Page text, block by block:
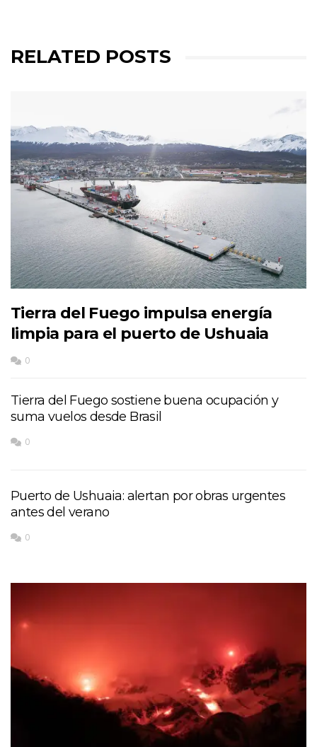
RELATED POSTS
Tierra del Fuego impulsa energía
limpia para el puerto de Ushuaia
0
Tierra del Fuego sostiene buena ocupación y
suma vuelos desde Brasil
0
Puerto de Ushuaia: alertan por obras urgentes
antes del verano
0